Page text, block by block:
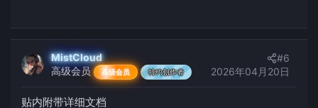
HNuncle
[双关节Alex模型] 兼容常规64x64皮肤
HNuncle 插件
ArcartXDigisDisplay——更全面的伤害/回血显示|兼容MM、AP、Arete、APMM
2025年09月05日
MistCloud
高级会员
高级会员 特约创作者 2026年04月20日
#6
贴内附带详细文档